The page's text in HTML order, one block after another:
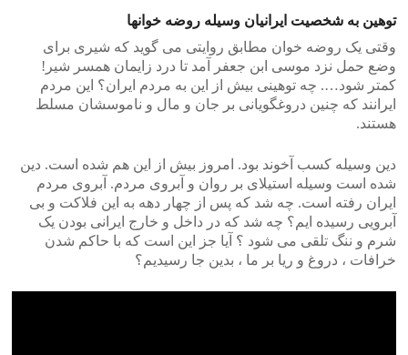
توهین به شخصیت ایرانیان وسیله روضه خوانها
وقتی یک روضه خوان مطابق روایتی می گوید که شیری برای
وضع حمل نزد موسی ابن جعفر آمد تا درد زایمان همسر شیر!
کمتر شود…. چه توهینی بیش از این به مردم ایران؟ این مردم
ایرانند که چنین دروغگویانی بر جان و مال و ناموسشان مسلط
هستند.
دین وسیله کسب آخوند بود. امروز بیش از این هم شده است. دین
شده است وسیله استیلای بر روان و آبروی مردم. آبروی مردم
ایران رفته است. چه شد که پس از چهار دهه به این فلاکت و بی
آبرویی رسیده ایم؟ چه شد که در داخل و خارج ایرانی بودن یک
شرم و ننگ تلقی می شود ؟ آیا جز این است که با حاکم شدن
خرافات ، دروغ و ریا بر ما ، بدین جا رسیدیم؟